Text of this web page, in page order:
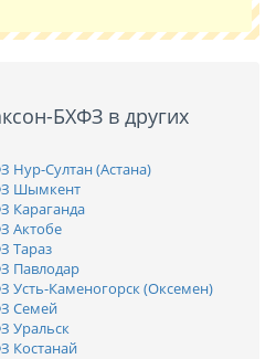
БХФЗ в других
Нур-Султан (Астана)
Шымкент
Караганда
Актобе
Тараз
Павлодар
Усть-Каменогорск (Оксемен)
Семей
Уральск
Костанай